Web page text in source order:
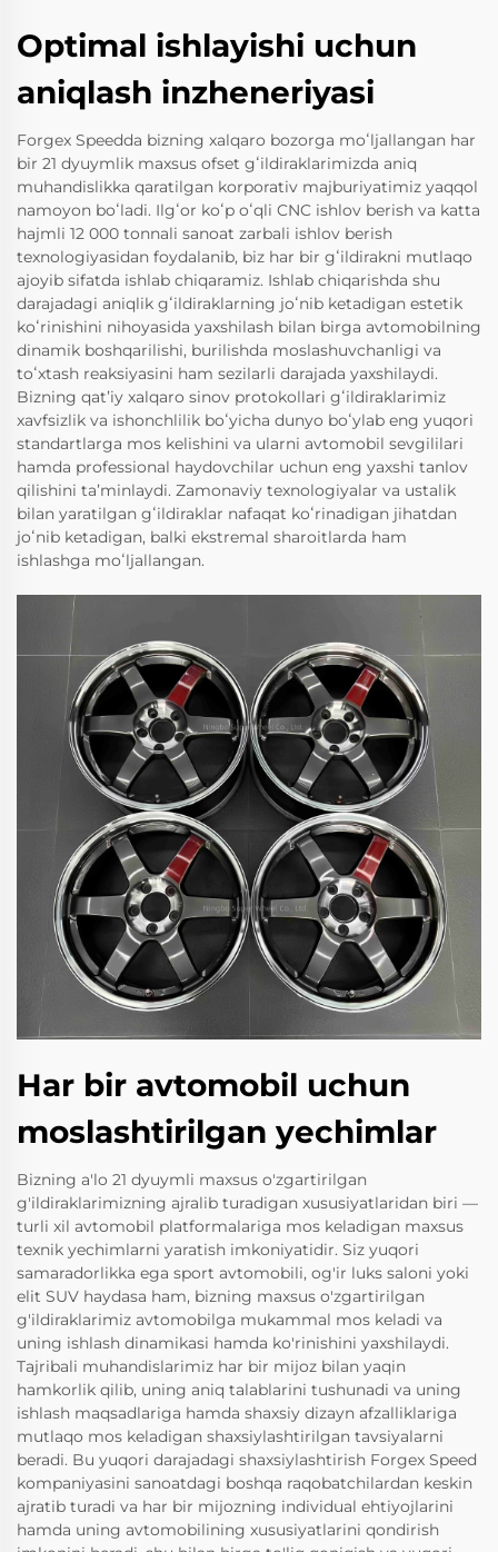
Optimal ishlayishi uchun
aniqlash inzheneriyasi
Forgex Speedda bizning xalqaro bozorga moʻljallangan har
bir 21 dyuymlik maxsus ofset gʻildiraklarimizda aniq
muhandislikka qaratilgan korporativ majburiyatimiz yaqqol
namoyon boʻladi. Ilgʻor koʻp oʻqli CNC ishlov berish va katta
hajmli 12 000 tonnali sanoat zarbali ishlov berish
texnologiyasidan foydalanib, biz har bir gʻildirakni mutlaqo
ajoyib sifatda ishlab chiqaramiz. Ishlab chiqarishda shu
darajadagi aniqlik gʻildiraklarning joʻnib ketadigan estetik
koʻrinishini nihoyasida yaxshilash bilan birga avtomobilning
dinamik boshqarilishi, burilishda moslashuvchanligi va
toʻxtash reaksiyasini ham sezilarli darajada yaxshilaydi.
Bizning qatʼiy xalqaro sinov protokollari gʻildiraklarimiz
xavfsizlik va ishonchlilik boʻyicha dunyo boʻylab eng yuqori
standartlarga mos kelishini va ularni avtomobil sevgililari
hamda professional haydovchilar uchun eng yaxshi tanlov
qilishini taʼminlaydi. Zamonaviy texnologiyalar va ustalik
bilan yaratilgan gʻildiraklar nafaqat koʻrinadigan jihatdan
joʻnib ketadigan, balki ekstremal sharoitlarda ham
ishlashga moʻljallangan.
Har bir avtomobil uchun
moslashtirilgan yechimlar
Bizning a'lo 21 dyuymli maxsus o'zgartirilgan
g'ildiraklarimizning ajralib turadigan xususiyatlaridan biri —
turli xil avtomobil platformalariga mos keladigan maxsus
texnik yechimlarni yaratish imkoniyatidir. Siz yuqori
samaradorlikka ega sport avtomobili, og'ir luks saloni yoki
elit SUV haydasa ham, bizning maxsus o'zgartirilgan
g'ildiraklarimiz avtomobilga mukammal mos keladi va
uning ishlash dinamikasi hamda ko'rinishini yaxshilaydi.
Tajribali muhandislarimiz har bir mijoz bilan yaqin
hamkorlik qilib, uning aniq talablarini tushunadi va uning
ishlash maqsadlariga hamda shaxsiy dizayn afzalliklariga
mutlaqo mos keladigan shaxsiylashtirilgan tavsiyalarni
beradi. Bu yuqori darajadagi shaxsiylashtirish Forgex Speed
kompaniyasini sanoatdagi boshqa raqobatchilardan keskin
ajratib turadi va har bir mijozning individual ehtiyojlarini
hamda uning avtomobilining xususiyatlarini qondirish